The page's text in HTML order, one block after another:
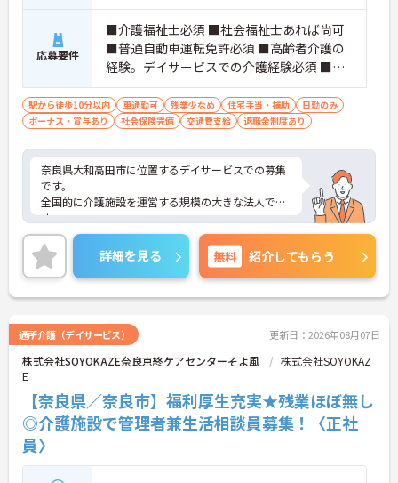
応募要件
■介護福祉士必須 ■社会福祉士あれば尚可
■普通自動車運転免許必須 ■高齢者介護の
経験。デイサービスでの介護経験必須 ■生
活相談員経験あれば尚可
駅から徒歩10分以内 車通勤可 残業少なめ 住宅手当・補助
日勤のみ
ボーナス・賞与あり
社会保険完備 交通費支給 退職金制度あり
奈良県大和高田市に位置するデイサービスでの募集
です。
全国的に介護施設を運営する規模の大きな法人で
す。
研修制度が充実しており、キャリアアップ、スキル
アップを目指せる環境です◎
ご興味のある方は面接対策ポイントなどお話致しま
すのでお気軽にお問い合わせください。
詳細を見る 無料 紹介してもらう
通所介護（デイサービス） 更新日：2026年08月07日
株式会社SOYOKAZE奈良京終ケアセンターそよ風
株式会社SOYOKAZ
E
【奈良県／奈良市】福利厚生充実★残業ほぼ無し
◎介護施設で管理者兼生活相談員募集！〈正社
員〉